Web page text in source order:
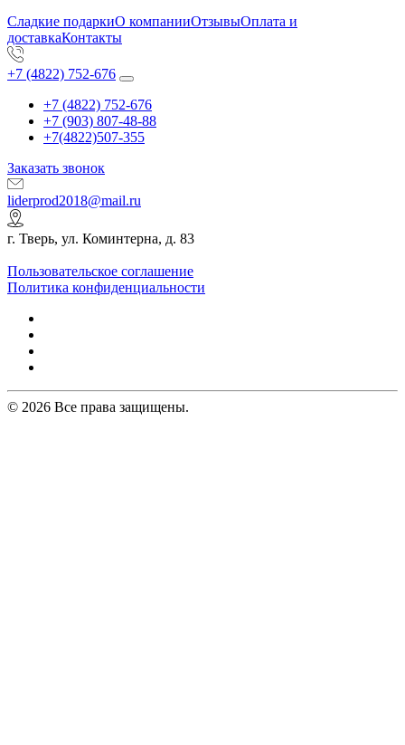
Сладкие подаркиО компанииОтзывыОплата и
доставкаКонтакты
+7 (4822) 752-676
+7 (4822) 752-676
+7 (903) 807-48-88
+7(4822)507-355
Заказать звонок
liderprod2018@mail.ru
г. Тверь, ул. Коминтерна, д. 83
Пользовательское соглашение
Политика конфиденциальности
© 2026 Все права защищены.